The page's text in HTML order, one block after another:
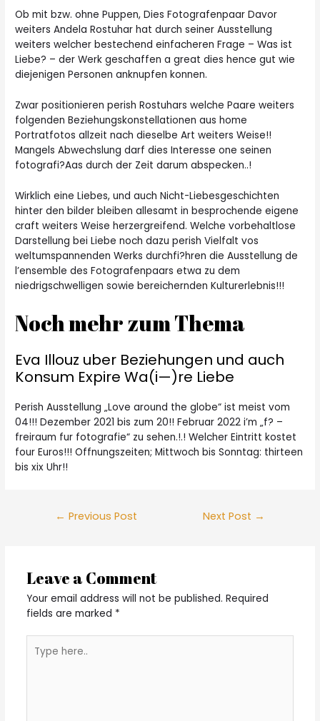
Ob mit bzw. ohne Puppen, Dies Fotografenpaar Davor
weiters Andela Rostuhar hat durch seiner Ausstellung
weiters welcher bestechend einfacheren Frage – Was ist
Liebe? – der Werk geschaffen a great dies hence gut wie
diejenigen Personen anknupfen konnen.
Zwar positionieren perish Rostuhars welche Paare weiters
folgenden Beziehungskonstellationen aus home
Portratfotos allzeit nach dieselbe Art weiters Weise!!
Mangels Abwechslung darf dies Interesse one seinen
fotografi?A­as durch der Zeit darum abspecken..!
Wirklich eine Liebes, und auch Nicht-Liebesgeschichten
hinter den bilder bleiben allesamt in besprochende eigene
craft weiters Weise herzergreifend. Welche vorbehaltlose
Darstellung bei Liebe noch dazu perish Vielfalt vos
weltumspannenden Werks durchfi?hren die Ausstellung de
l’ensemble des Fotografenpaars etwa zu dem
niedrigschwelligen sowie bereichernden Kulturerlebnis!!!
Noch mehr zum Thema
Eva Illouz uber Beziehungen und auch
Konsum Expire Wa(i—)re Liebe
Perish Ausstellung „Love around the globe“ ist meist vom
04!!! Dezember 2021 bis zum 20!! Februar 2022 i’m „f? –
freiraum fur fotografie“ zu sehen.!.! Welcher Eintritt kostet
four Euros!!! Offnungszeiten; Mittwoch bis Sonntag: thirteen
bis xix Uhr!!
← Previous Post Next Post →
Leave a Comment
Your email address will not be published. Required
fields are marked *
here..